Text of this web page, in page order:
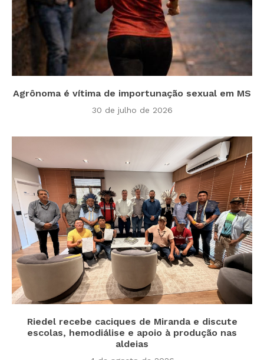
Agrônoma é vítima de importunação sexual em MS
30 de julho de 2026
Riedel recebe caciques de Miranda e discute
escolas, hemodiálise e apoio à produção nas
aldeias